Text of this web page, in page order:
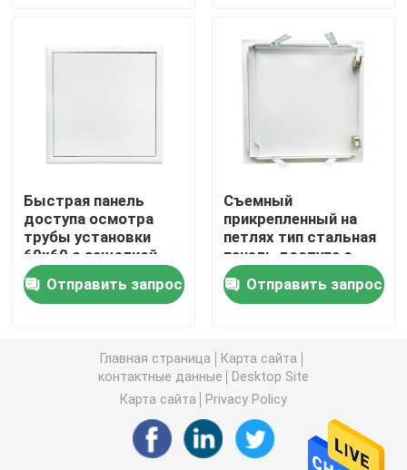
Аксессуары гипсокартона
Стальной люк
Панель доступа ПВК
Металл штемпелюя части
стальной канал
стальной провод
Быстрая панель
доступа осмотра
трубы установки
60x60 с защелкой
подсказки
Отправить запрос
Съемный
прикрепленный на
петлях тип стальная
панель доступа с
прорезанным замком
Отправить запрос
Главная страница
Карта сайта
контактные данные
Desktop Site
Карта сайта
Privacy Policy